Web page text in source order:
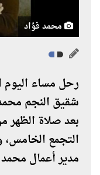
محمد فؤاد
رحل مساء اليوم
شقيق النجم
بعد صلاة
التجمع
مدير أعمال